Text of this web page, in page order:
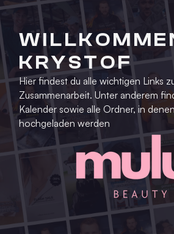
KRYSTOF
Hier findest du alle wichtigen Links
Zusammenarbeit. Unter anderem
Kalender sowie alle Ordner, in
hochgeladen werden